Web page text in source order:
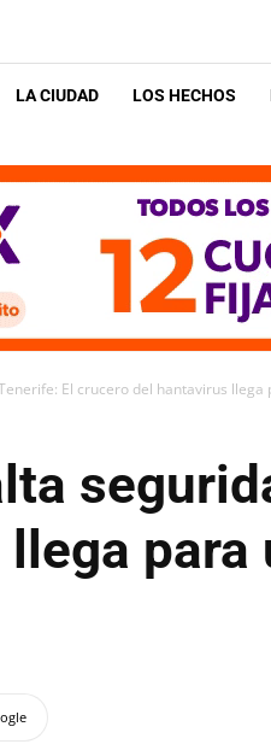
LA CIUDAD LOS HECHOS
El crucero del hantavirus llega
para